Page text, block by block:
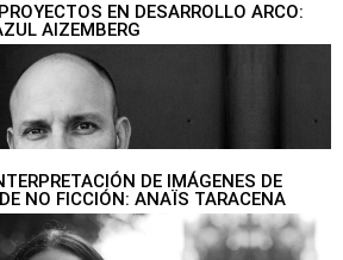
EN DESARROLLO ARCO:
AIZEMBERG
DE IMÁGENES DE
NO FICCIÓN: ANAÏS TARACENA